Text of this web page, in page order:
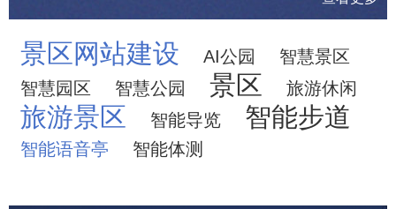
景区网站建设 AI公园
智慧景区
智慧园区
智慧公园 景区 旅游休闲
旅游景区 智能导览 智能步道
智能语音亭 智能体测